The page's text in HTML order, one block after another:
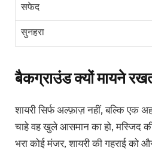
सफेद
सुनहरा
बैकग्राउंड क्यों मायने
शायरी सिर्फ अल्फ़ाज़ नहीं, बल्कि एक
चाहे वह खुले आसमान का हो, मस्जिद की
भरा कोई मंजर, शायरी की गहराई को